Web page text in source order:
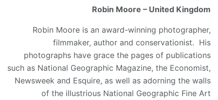
Robin Moore – United Kingdom
Robin Moore is an award-winning photographer,
filmmaker, author and conservationist. His
photographs have grace the pages of publications
such as National Geographic Magazine, the Economist,
Newsweek and Esquire, as well as adorning the walls
of the illustrious National Geographic Fine Art